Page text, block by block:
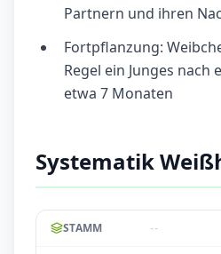
Partnern und ihren
Fortpflanzung:
Regel ein Junges nach
etwa 7 Monaten
Systematik
STAMM --